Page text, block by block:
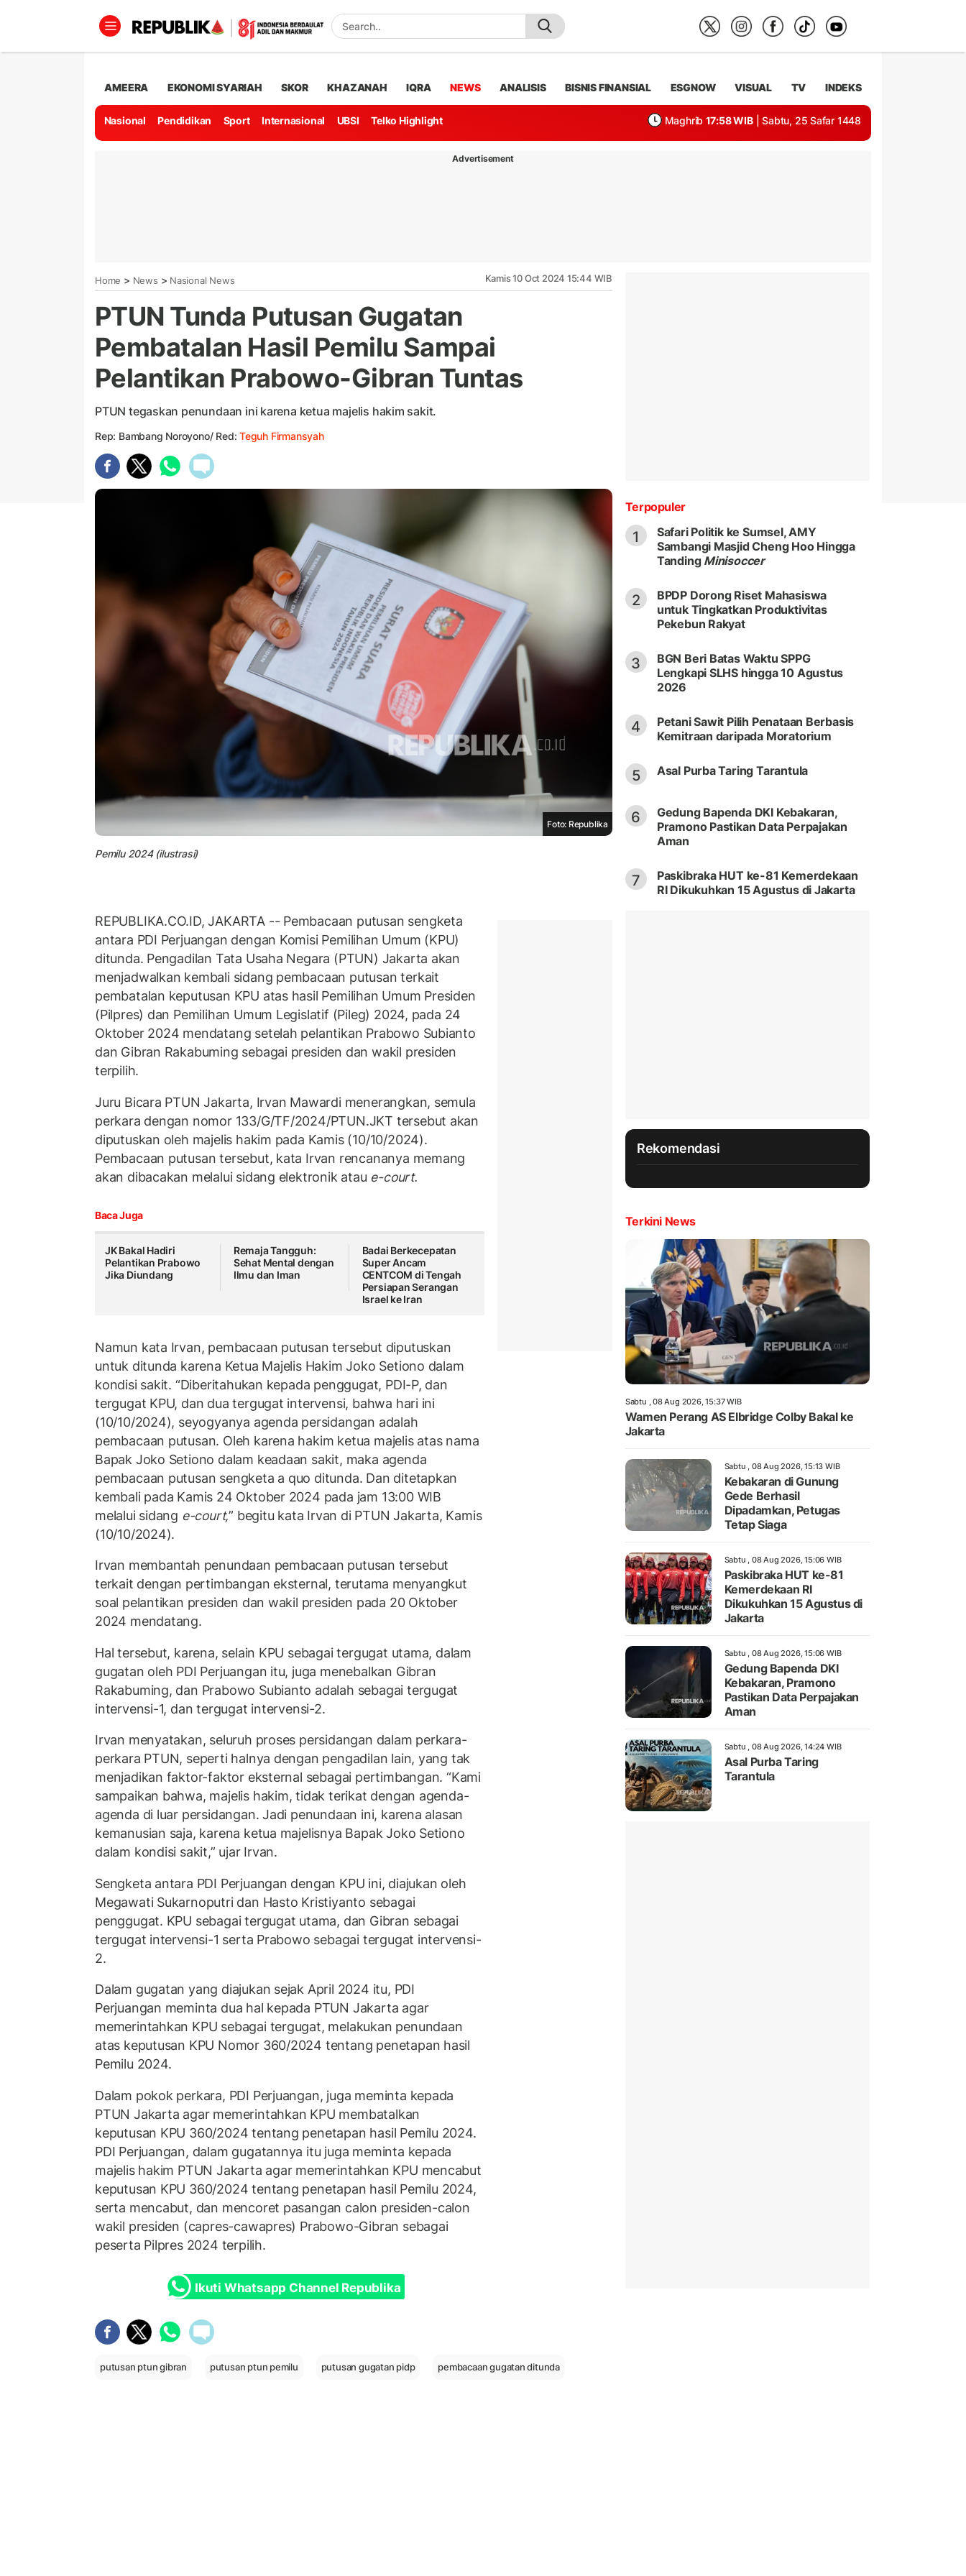
AMEERA EKONOMI SYARIAH SKOR KHAZANAH IQRA NEWS ANALISIS BISNIS FINANSIAL ESGNOW VISUAL TV INDEKS
Nasional Pendidikan Sport Internasional UBSI Telko Highlight Maghrib 17:58 WIB | Sabtu, 25 Safar 1448
Advertisement
Home > News > Nasional News Kamis 10 Oct 2024 15:44 WIB
PTUN Tunda Putusan Gugatan
Pembatalan Hasil Pemilu Sampai
Pelantikan Prabowo-Gibran Tuntas
PTUN tegaskan penundaan ini karena ketua majelis hakim sakit.
Rep: Bambang Noroyono/ Red:Teguh Firmansyah
Foto: Republika
Pemilu 2024 (ilustrasi)
REPUBLIKA.CO.ID, JAKARTA -- Pembacaan putusan sengketa
antara PDI Perjuangan dengan Komisi Pemilihan Umum (KPU)
ditunda. Pengadilan Tata Usaha Negara (PTUN) Jakarta akan
menjadwalkan kembali sidang pembacaan putusan terkait
pembatalan keputusan KPU atas hasil Pemilihan Umum Presiden
(Pilpres) dan Pemilihan Umum Legislatif (Pileg) 2024, pada 24
Oktober 2024 mendatang setelah pelantikan Prabowo Subianto
dan Gibran Rakabuming sebagai presiden dan wakil presiden
terpilih.
Juru Bicara PTUN Jakarta, Irvan Mawardi menerangkan, semula
perkara dengan nomor 133/G/TF/2024/PTUN.JKT tersebut akan
diputuskan oleh majelis hakim pada Kamis (10/10/2024).
Pembacaan putusan tersebut, kata Irvan rencananya memang
akan dibacakan melalui sidang elektronik atau e-court.
Baca Juga
JK Bakal Hadiri
Pelantikan Prabowo
Jika Diundang
Remaja Tangguh:
Sehat Mental dengan
Ilmu dan Iman
Badai Berkecepatan
Super Ancam
CENTCOM di Tengah
Persiapan Serangan
Israel ke Iran
Namun kata Irvan, pembacaan putusan tersebut diputuskan
untuk ditunda karena Ketua Majelis Hakim Joko Setiono dalam
kondisi sakit. “Diberitahukan kepada penggugat, PDI-P, dan
tergugat KPU, dan dua tergugat intervensi, bahwa hari ini
(10/10/2024), seyogyanya agenda persidangan adalah
pembacaan putusan. Oleh karena hakim ketua majelis atas nama
Bapak Joko Setiono dalam keadaan sakit, maka agenda
pembacaan putusan sengketa a quo ditunda. Dan ditetapkan
kembali pada Kamis 24 Oktober 2024 pada jam 13:00 WIB
melalui sidang e-court,” begitu kata Irvan di PTUN Jakarta, Kamis
(10/10/2024).
Irvan membantah penundaan pembacaan putusan tersebut
terkait dengan pertimbangan eksternal, terutama menyangkut
soal pelantikan presiden dan wakil presiden pada 20 Oktober
2024 mendatang.
Hal tersebut, karena, selain KPU sebagai tergugat utama, dalam
gugatan oleh PDI Perjuangan itu, juga menebalkan Gibran
Rakabuming, dan Prabowo Subianto adalah sebagai tergugat
intervensi-1, dan tergugat intervensi-2.
Irvan menyatakan, seluruh proses persidangan dalam perkara-
perkara PTUN, seperti halnya dengan pengadilan lain, yang tak
menjadikan faktor-faktor eksternal sebagai pertimbangan. “Kami
sampaikan bahwa, majelis hakim, tidak terikat dengan agenda-
agenda di luar persidangan. Jadi penundaan ini, karena alasan
kemanusian saja, karena ketua majelisnya Bapak Joko Setiono
dalam kondisi sakit,” ujar Irvan.
Sengketa antara PDI Perjuangan dengan KPU ini, diajukan oleh
Megawati Sukarnoputri dan Hasto Kristiyanto sebagai
penggugat. KPU sebagai tergugat utama, dan Gibran sebagai
tergugat intervensi-1 serta Prabowo sebagai tergugat intervensi-
2.
Dalam gugatan yang diajukan sejak April 2024 itu, PDI
Perjuangan meminta dua hal kepada PTUN Jakarta agar
memerintahkan KPU sebagai tergugat, melakukan penundaan
atas keputusan KPU Nomor 360/2024 tentang penetapan hasil
Pemilu 2024.
Dalam pokok perkara, PDI Perjuangan, juga meminta kepada
PTUN Jakarta agar memerintahkan KPU membatalkan
keputusan KPU 360/2024 tentang penetapan hasil Pemilu 2024.
PDI Perjuangan, dalam gugatannya itu juga meminta kepada
majelis hakim PTUN Jakarta agar memerintahkan KPU mencabut
keputusan KPU 360/2024 tentang penetapan hasil Pemilu 2024,
serta mencabut, dan mencoret pasangan calon presiden-calon
wakil presiden (capres-cawapres) Prabowo-Gibran sebagai
peserta Pilpres 2024 terpilih.
Ikuti Whatsapp Channel Republika
putusan ptun gibran putusan ptun pemilu putusan gugatan pidp pembacaan gugatan ditunda
Terpopuler
1
Safari Politik ke Sumsel, AMY
Sambangi Masjid Cheng Hoo Hingga
Tanding Minisoccer
2
BPDP Dorong Riset Mahasiswa
untuk Tingkatkan Produktivitas
Pekebun Rakyat
3
BGN Beri Batas Waktu SPPG
Lengkapi SLHS hingga 10 Agustus
2026
4
Petani Sawit Pilih Penataan Berbasis
Kemitraan daripada Moratorium
5 Asal Purba Taring Tarantula
6
Gedung Bapenda DKI Kebakaran,
Pramono Pastikan Data Perpajakan
Aman
7
Paskibraka HUT ke-81 Kemerdekaan
RI Dikukuhkan 15 Agustus di Jakarta
Rekomendasi
Terkini News
Sabtu , 08 Aug 2026, 15:37 WIB
Wamen Perang AS Elbridge Colby Bakal ke
Jakarta
Sabtu , 08 Aug 2026, 15:13 WIB
Kebakaran di Gunung
Gede Berhasil
Dipadamkan, Petugas
Tetap Siaga
Sabtu , 08 Aug 2026, 15:06 WIB
Paskibraka HUT ke-81
Kemerdekaan RI
Dikukuhkan 15 Agustus di
Jakarta
Sabtu , 08 Aug 2026, 15:06 WIB
Gedung Bapenda DKI
Kebakaran, Pramono
Pastikan Data Perpajakan
Aman
Sabtu , 08 Aug 2026, 14:24 WIB
Asal Purba Taring
Tarantula